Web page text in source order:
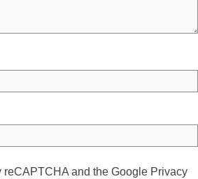
reCAPTCHA and the Google Privacy